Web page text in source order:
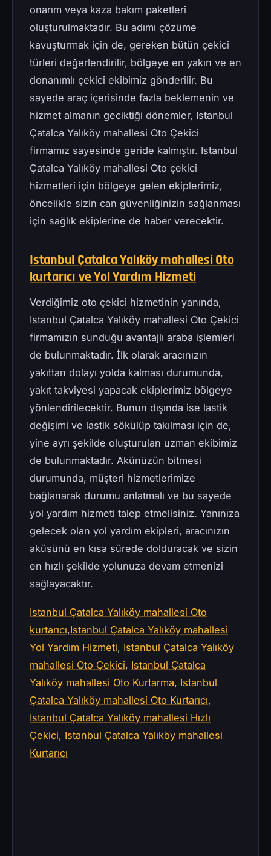
onarım veya kaza bakım paketleri
oluşturulmaktadır. Bu adımı çözüme
kavuşturmak için de, gereken bütün çekici
türleri değerlendirilir, bölgeye en yakın ve en
donanımlı çekici ekibimiz gönderilir. Bu
sayede araç içerisinde fazla beklemenin ve
hizmet almanın geciktiği dönemler, Istanbul
Çatalca Yalıköy mahallesi Oto Çekici
firmamız sayesinde geride kalmıştır. Istanbul
Çatalca Yalıköy mahallesi Oto çekici
hizmetleri için bölgeye gelen ekiplerimiz,
öncelikle sizin can güvenliğinizin sağlanması
için sağlık ekiplerine de haber verecektir.
Istanbul Çatalca Yalıköy mahallesi Oto
kurtarıcı ve Yol Yardım Hizmeti
Verdiğimiz oto çekici hizmetinin yanında,
Istanbul Çatalca Yalıköy mahallesi Oto Çekici
firmamızın sunduğu avantajlı araba işlemleri
de bulunmaktadır. İlk olarak aracınızın
yakıttan dolayı yolda kalması durumunda,
yakıt takviyesi yapacak ekiplerimiz bölgeye
yönlendirilecektir. Bunun dışında ise lastik
değişimi ve lastik sökülüp takılması için de,
yine ayrı şekilde oluşturulan uzman ekibimiz
de bulunmaktadır. Akünüzün bitmesi
durumunda, müşteri hizmetlerimize
bağlanarak durumu anlatmalı ve bu sayede
yol yardım hizmeti talep etmelisiniz. Yanınıza
gelecek olan yol yardım ekipleri, aracınızın
aküsünü en kısa sürede dolduracak ve sizin
en hızlı şekilde yolunuza devam etmenizi
sağlayacaktır.
Istanbul Çatalca Yalıköy mahallesi Oto
kurtarıcı,Istanbul Çatalca Yalıköy mahallesi
Yol Yardım Hizmeti, Istanbul Çatalca Yalıköy
mahallesi Oto Çekici, Istanbul Çatalca
Yalıköy mahallesi Oto Kurtarma, Istanbul
Çatalca Yalıköy mahallesi Oto Kurtarıcı,
Istanbul Çatalca Yalıköy mahallesi Hızlı
Çekici, Istanbul Çatalca Yalıköy mahallesi
Kurtarıcı